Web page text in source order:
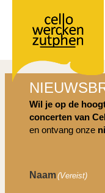
Wil je op de
concerten van
en ontvang onze
Naam(Vereist)